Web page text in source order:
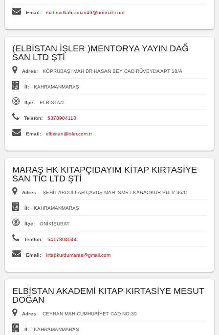
Email: mahmutkahraman46@hotmail.com
(ELBİSTAN İŞLER )MENTORYA YAYIN DAĞ
SAN LTD ŞTİ
Adres: KÖPRÜBAŞI MAH DR HASAN BEY CAD RÜVEYDA APT 18/A
İl: KAHRAMANMARAŞ
İlçe: ELBİSTAN
Telefon: 5378904118
Email: elbistan@isler.com.tr
MARAŞ HK KITAPÇIDAYIM KİTAP KIRTASİYE
SAN TİC LTD ŞTİ
Adres: ŞEHİT ABDULLAH ÇAVUŞ MAH İSMET KARAOKUR BULV 36/C
İl: KAHRAMANMARAŞ
İlçe: ONİKİŞUBAT
Telefon: 5417804044
Email: kitapkurdumaras@gmail.com
ELBİSTAN AKADEMİ KITAP KIRTASİYE MESUT
DOĞAN
Adres: CEYHAN MAH CUMHURİYET CAD NO:39
İl: KAHRAMANMARAŞ